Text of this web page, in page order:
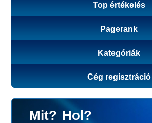
Top értékelés
Pagerank
Kategóriák
Cég regisztráció
Mit? Hol?